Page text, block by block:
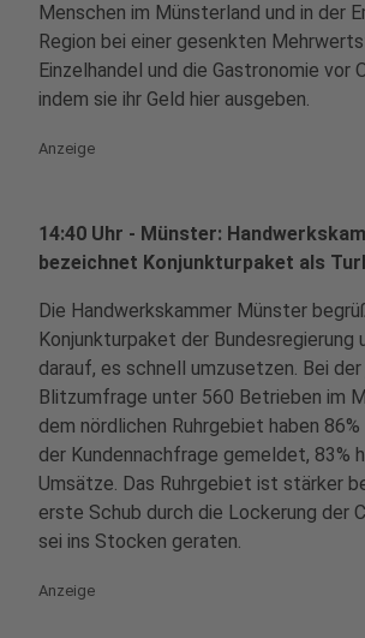
Menschen im Münsterland und in der
Region bei einer gesenkten
Einzelhandel und die Gastronomie vor
indem sie ihr Geld hier ausgeben.
Anzeige
14:40 Uhr - Münster:
bezeichnet Konjunkturpaket als
Die Handwerkskammer Münster
Konjunkturpaket der Bundesregierung
darauf, es schnell umzusetzen. Bei
Blitzumfrage unter 560 Betrieben im
dem nördlichen Ruhrgebiet haben
der Kundennachfrage gemeldet, 83%
Umsätze. Das Ruhrgebiet ist stärker
erste Schub durch die Lockerung der
sei ins Stocken geraten.
Anzeige